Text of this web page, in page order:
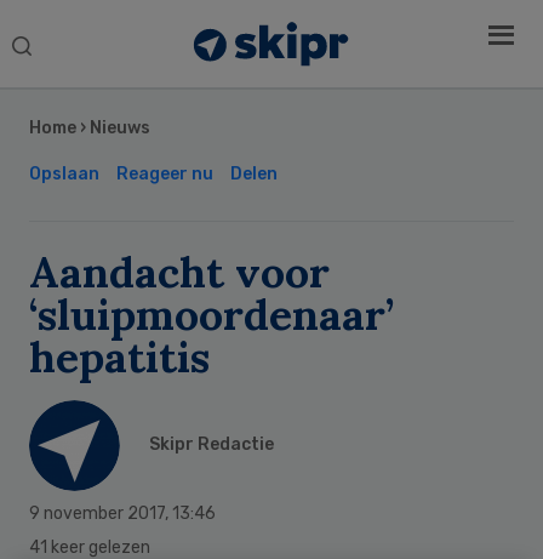
Search
Home › Nieuws
Opslaan Reageer nu Delen
Aandacht voor
‘sluipmoordenaar’
hepatitis
Skipr Redactie
9 november 2017, 13:46
41 keer gelezen
Sidebar